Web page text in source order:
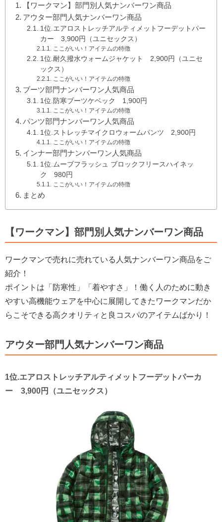
【ワークマン】部門別人気ナンバーワン商品
アウター部門人気ナンバーワン商品
1位.エアロストレッチアルティメットフーデットパー
カー 3,900円（ユニセックス）
ここがいい！アイテムの特徴
1位.耐久撥水ウォームジャケット 2,900円（ユニセ
ックス）
ここがいい！アイテムの特徴
ブーツ部門ナンバーワン人気商品
1位.防寒ブーツケベック 1,900円
ここがいい！アイテムの特徴
パンツ部門ナンバーワン人気商品
1位.ストレッチマイクロウォームパンツ 2,900円
ここがいい！アイテムの特徴
インナー部門ナンバーワン人気商品
1位.ムーブフラッシュ ブロックフリースハイネッ
ク 980円
ここがいい！アイテムの特徴
まとめ
【ワークマン】部門別人気ナンバーワン商品
ワークマンで売れに売れている人気ナンバーワン商品をご
紹介！
ポイントは「防寒性」「着やすさ」！働く人のために動き
やすい高機能ウェアを中心に展開してきたワークマンだか
らこそできる高クオリティと良コスパのアイテムばかり！
アウター部門人気ナンバーワン商品
1位.エアロストレッチアルティメットフーデットパーカ
ー 3,900円（ユニセックス）